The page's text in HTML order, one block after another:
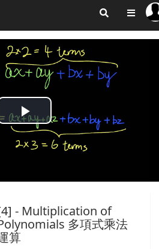
Play
Video
- Multiplication of
多項式乘法
算